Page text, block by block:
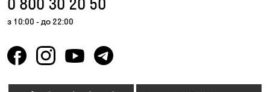
з 10:00 - до 22:00